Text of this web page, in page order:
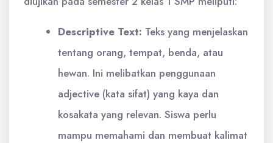
Descriptive Text: Teks yang menjelaskan
tentang orang, tempat, benda, atau
hewan. Ini melibatkan penggunaan
adjective (kata sifat) yang kaya dan
kosakata yang relevan. Siswa perlu
mampu memahami dan membuat kalimat